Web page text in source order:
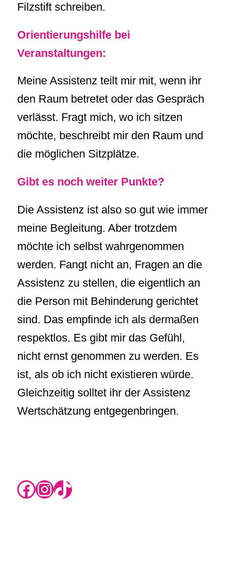
Filzstift schreiben.
Orientierungshilfe bei
Veranstaltungen:
Meine Assistenz teilt mir mit, wenn ihr
den Raum betretet oder das Gespräch
verlässt. Fragt mich, wo ich sitzen
möchte, beschreibt mir den Raum und
die möglichen Sitzplätze.
Gibt es noch weiter Punkte?
Die Assistenz ist also so gut wie immer
meine Begleitung. Aber trotzdem
möchte ich selbst wahrgenommen
werden. Fangt nicht an, Fragen an die
Assistenz zu stellen, die eigentlich an
die Person mit Behinderung gerichtet
sind. Das empfinde ich als dermaßen
respektlos. Es gibt mir das Gefühl,
nicht ernst genommen zu werden. Es
ist, als ob ich nicht existieren würde.
Gleichzeitig solltet ihr der Assistenz
Wertschätzung entgegenbringen.
https://www.instagram.com/rikas.blog/ InstagramTikTok